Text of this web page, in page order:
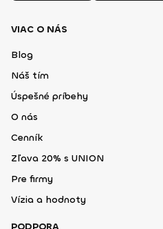
VIAC O NÁS
Blog
Náš tím
Úspešné príbehy
O nás
Cenník
Zľava 20% s UNION
Pre firmy
Vízia a hodnoty